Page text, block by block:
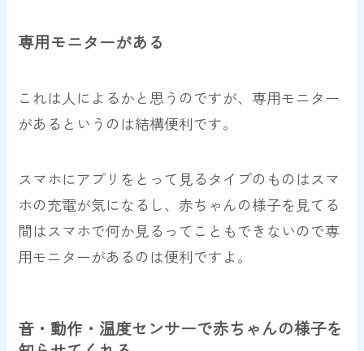
専用モニターがある
これは人によるかと思うのですが、専用モニター
があるというのは結構便利です。
スマホにアプリをとって見るタイプのものはスマ
ホの充電が気になるし、赤ちゃんの様子を見てる
間はスマホで何か見るってこともできないので専
用モニターがあるのは便利ですよ。
音・動作・温度センサーで赤ちゃんの様子を